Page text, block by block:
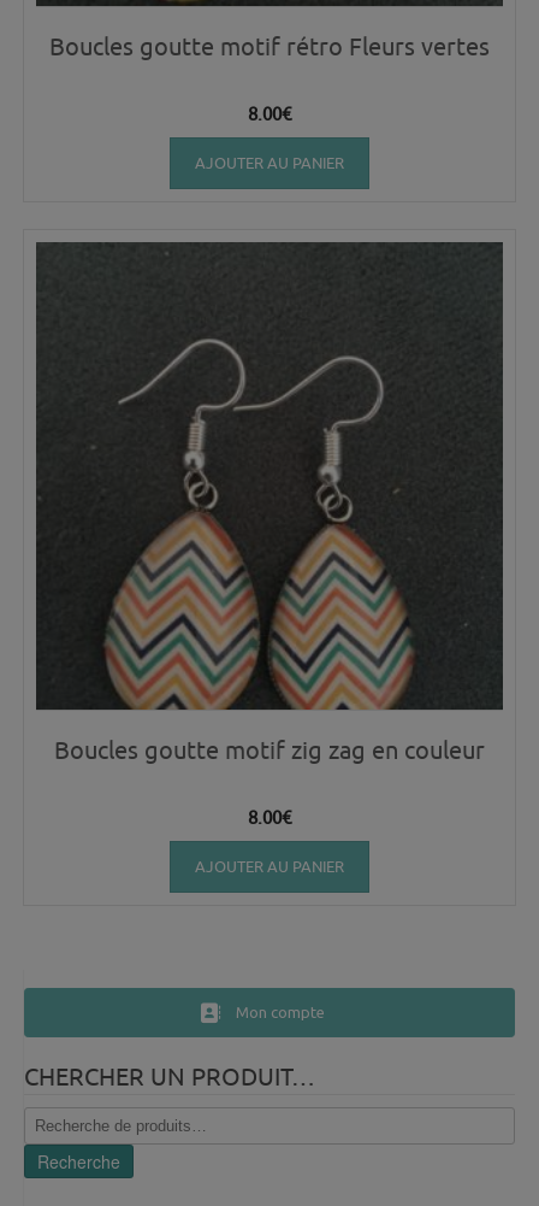
Boucles goutte motif rétro Fleurs vertes
8.00€
AJOUTER AU PANIER
Boucles goutte motif zig zag en couleur
8.00€
AJOUTER AU PANIER
Mon compte
CHERCHER UN PRODUIT…
Recherche
pour :
Recherche